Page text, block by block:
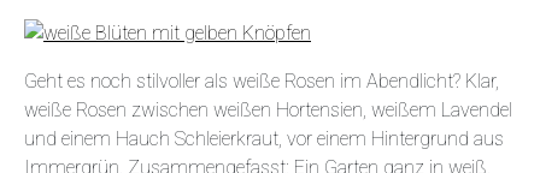
Geht es noch stilvoller als weiße Rosen im Abendlicht? Klar,
weiße Rosen zwischen weißen Hortensien, weißem Lavendel
und einem Hauch Schleierkraut, vor einem Hintergrund aus
Immergrün. Zusammengefasst: Ein Garten ganz in weiß.